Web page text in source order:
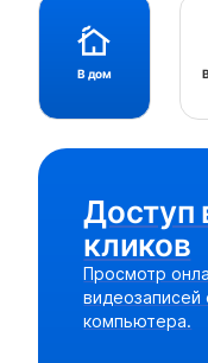
В дом
Доступ
кликов
Просмотр
видеозаписей
компьютера.